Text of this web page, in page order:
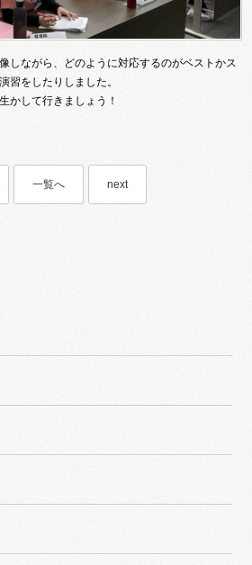
しながら、どのように対応するのがベストかス
習をしたりしました。
かして行きましょう！
一覧へ next